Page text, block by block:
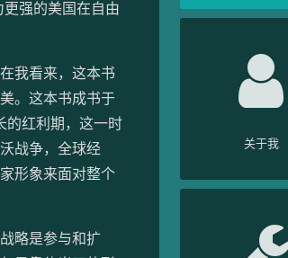
强的美国在自由
我看来，这本书
。这本书成书于
的红利期，这一时
战争，全球经
形象来面对整个
略是参与和扩
关于我